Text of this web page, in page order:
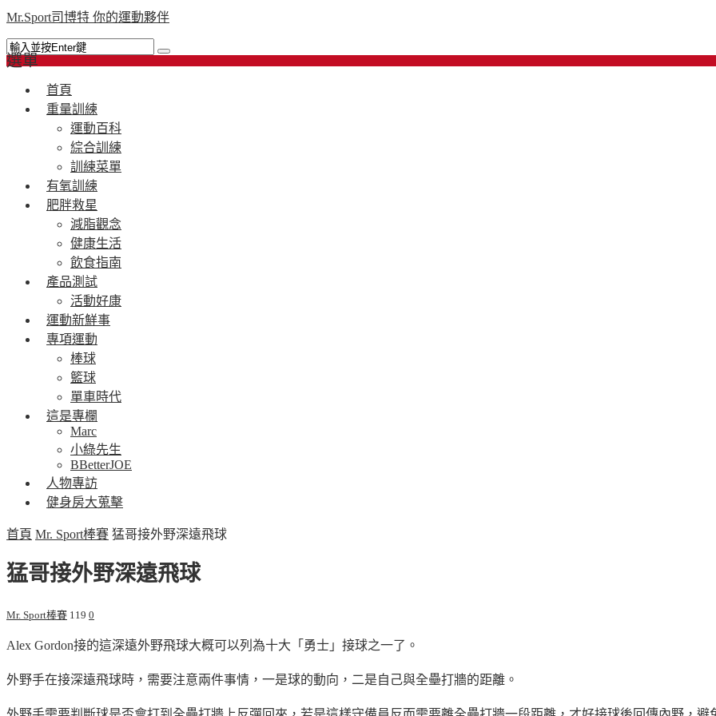
Mr.Sport司博特 你的運動夥伴
選單
首頁
重量訓練
運動百科
綜合訓練
訓練菜單
有氧訓練
肥胖救星
減脂觀念
健康生活
飲食指南
產品測試
活動好康
運動新鮮事
專項運動
棒球
籃球
單車時代
這是專欄
Marc
小綠先生
BBetterJOE
人物專訪
健身房大蒐擊
首頁 Mr. Sport棒賽 猛哥接外野深遠飛球
猛哥接外野深遠飛球
Mr. Sport棒賽 119 0
Alex Gordon接的這深遠外野飛球大概可以列為十大「勇士」 接球之一了。
外野手在接深遠飛球時，需要注意兩件事情，一是球的動向，二是自己與全壘打牆的距離。